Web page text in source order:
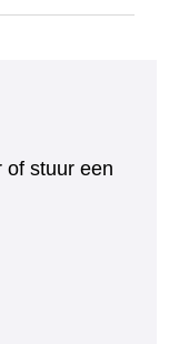
of stuur een